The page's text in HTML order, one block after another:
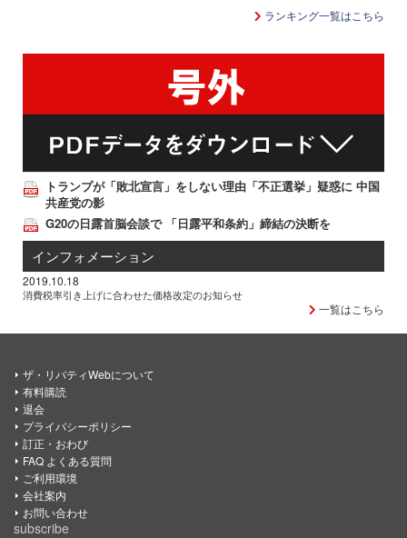
ランキング一覧はこちら
トランプが「敗北宣言」をしない理由「不正選挙」疑惑に 中国
共産党の影
G20の日露首脳会談で 「日露平和条約」締結の決断を
インフォメーション
2019.10.18
消費税率引き上げに合わせた価格改定のお知らせ
一覧はこちら
ザ・リバティWebについて
有料購読
退会
プライバシーポリシー
訂正・おわび
FAQ よくある質問
ご利用環境
会社案内
お問い合わせ
subscribe